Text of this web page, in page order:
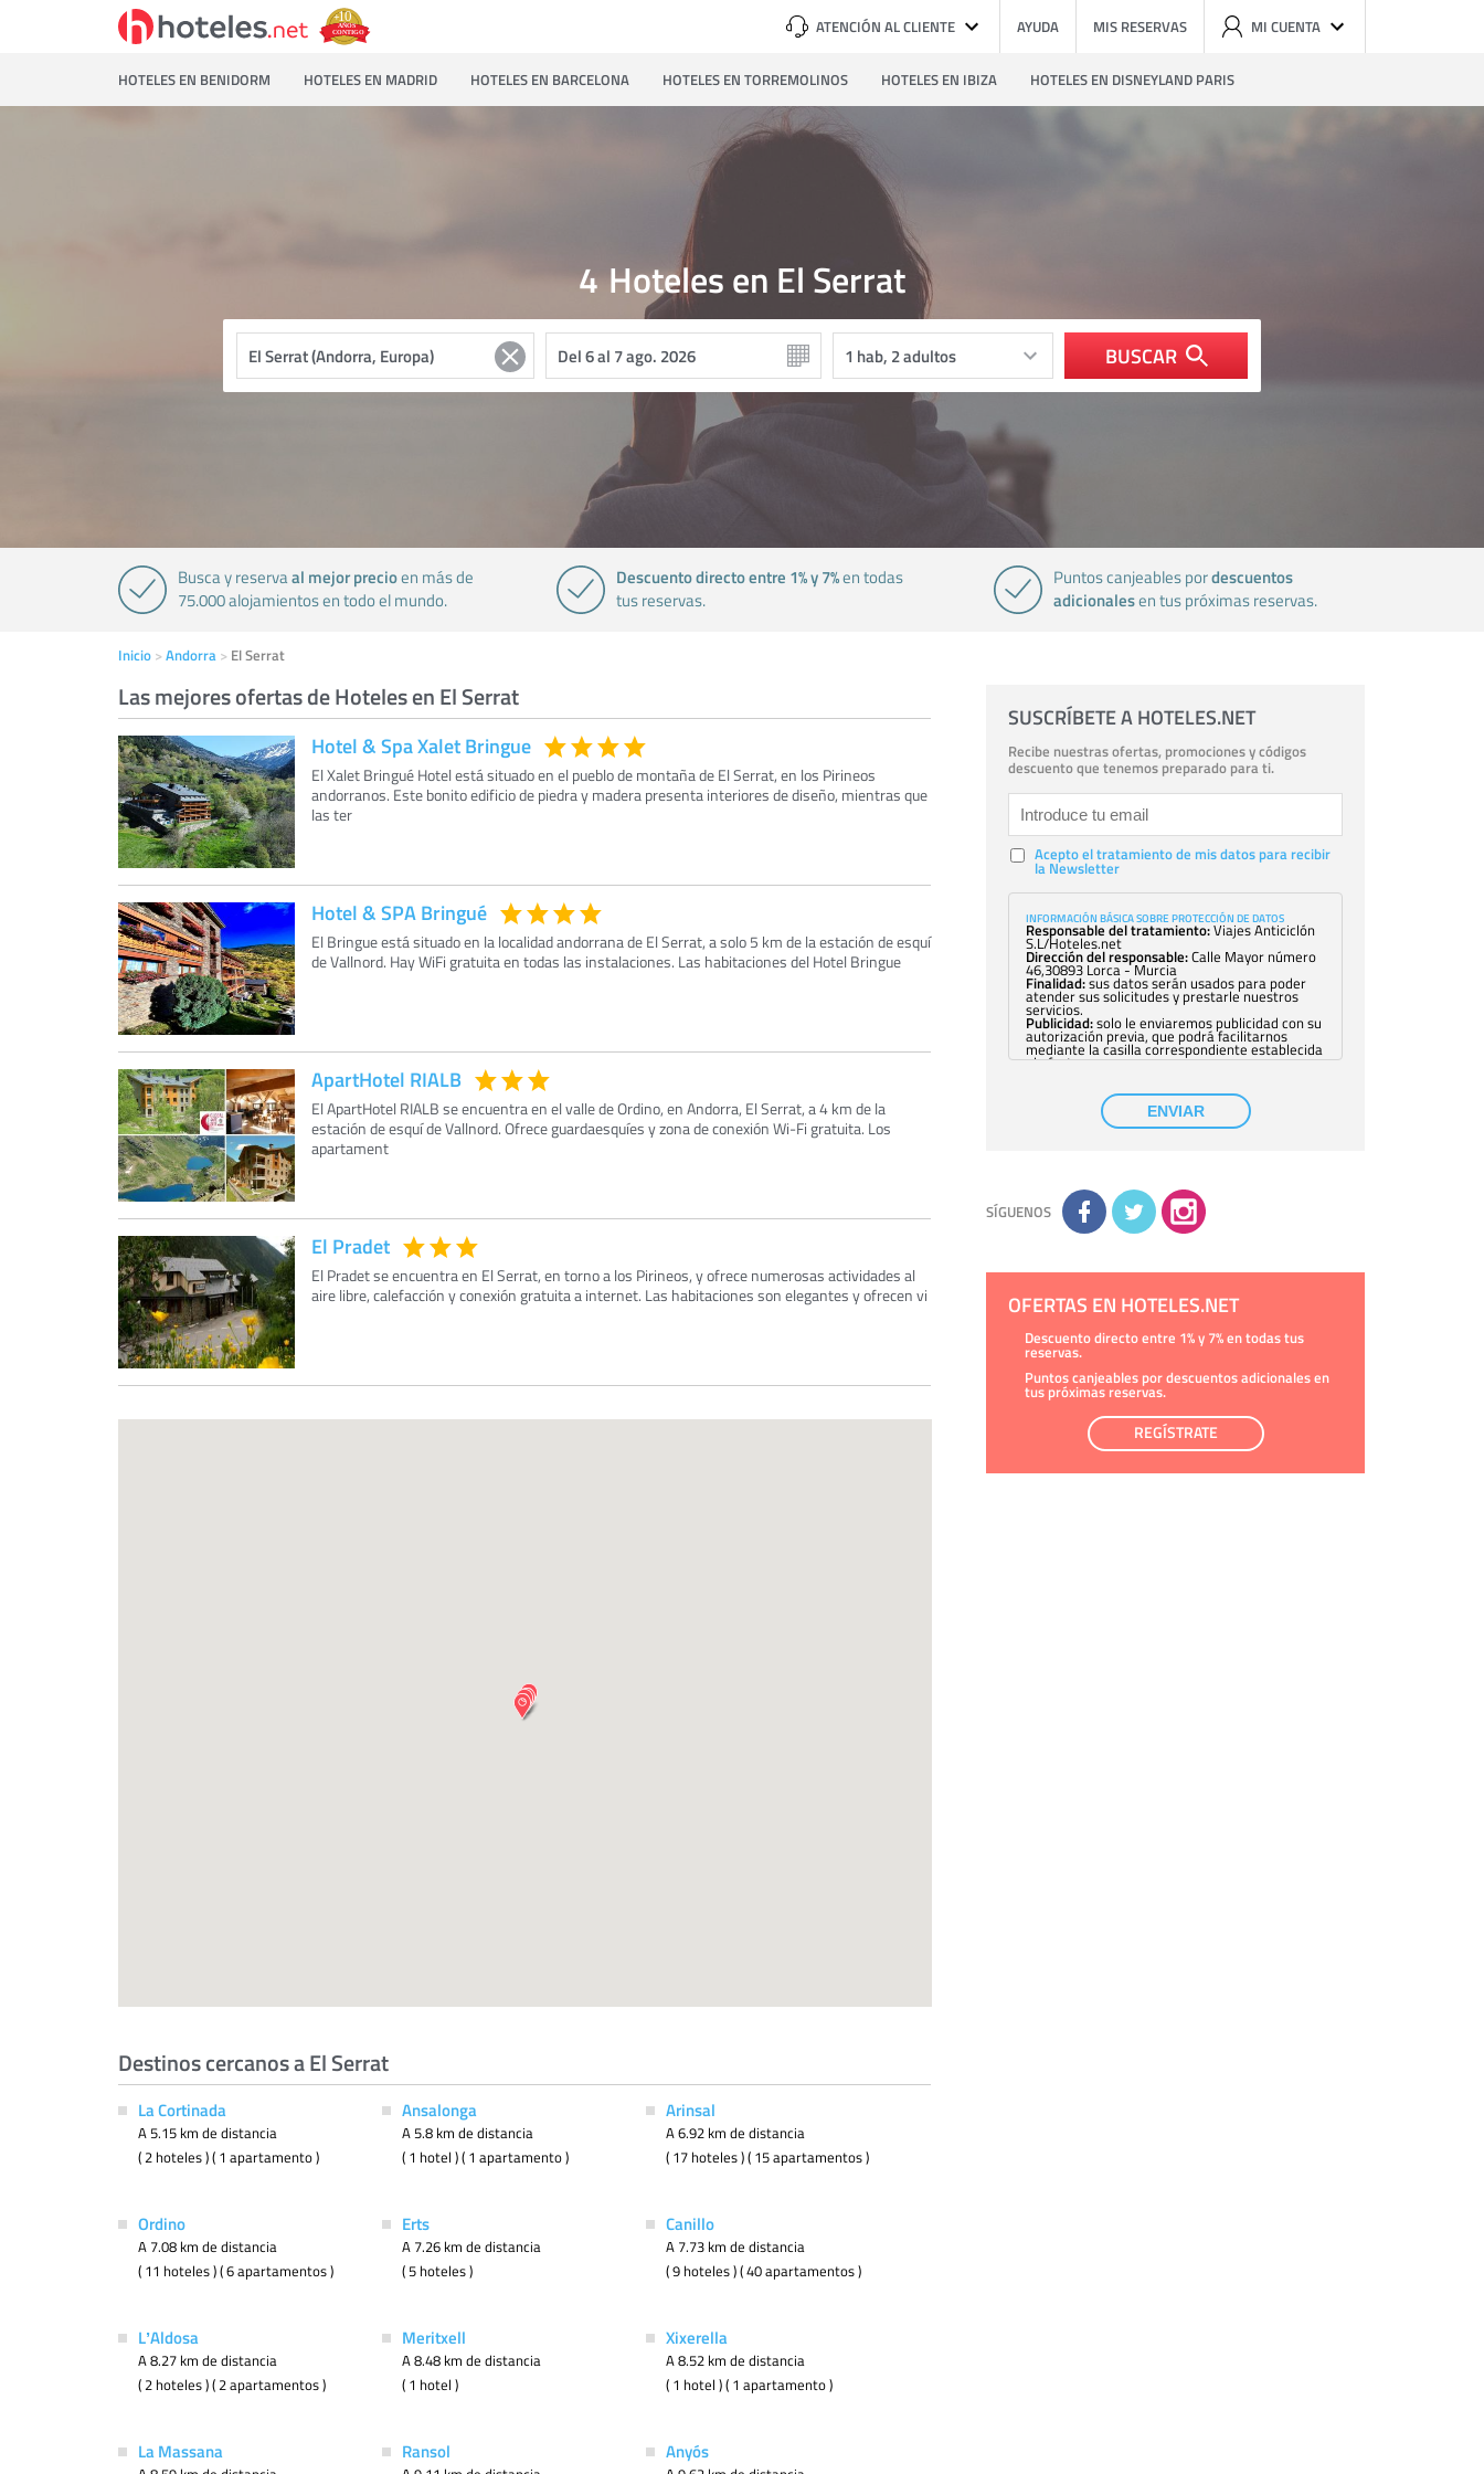
ATENCIÓN AL CLIENTE AYUDA MIS RESERVAS MI CUENTA
HOTELES EN BENIDORM HOTELES EN MADRID HOTELES EN BARCELONA HOTELES EN TORREMOLINOS HOTELES EN IBIZA HOTELES EN DISNEYLAND PARIS
Hoteles en El Serrat
4
BUSCAR
Busca y reservaal mejor precioen más de
75.000 alojamientos en todo el mundo.
Descuento directo entre 1% y 7%en todas
tus reservas.
Puntos canjeables pordescuentos
adicionalesen tus próximas reservas.
Inicio Andorra El Serrat
Las mejores ofertas de Hoteles en El Serrat
Hotel & Spa Xalet Bringue
El Xalet Bringué Hotel está situado en el pueblo de montaña de El Serrat, en los Pirineos
andorranos. Este bonito edificio de piedra y madera presenta interiores de diseño, mientras que
las ter
Hotel & SPA Bringué
El Bringue está situado en la localidad andorrana de El Serrat, a solo 5 km de la estación de esquí
de Vallnord. Hay WiFi gratuita en todas las instalaciones. Las habitaciones del Hotel Bringue
ApartHotel RIALB
El ApartHotel RIALB se encuentra en el valle de Ordino, en Andorra, El Serrat, a 4 km de la
estación de esquí de Vallnord. Ofrece guardaesquíes y zona de conexión Wi-Fi gratuita. Los
apartament
El Pradet
El Pradet se encuentra en El Serrat, en torno a los Pirineos, y ofrece numerosas actividades al
aire libre, calefacción y conexión gratuita a internet. Las habitaciones son elegantes y ofrecen vi
Destinos cercanos a El Serrat
La Cortinada
A 5.15 km de distancia
( 2 hoteles ) ( 1 apartamento )
Ansalonga
A 5.8 km de distancia
( 1 hotel ) ( 1 apartamento )
Arinsal
A 6.92 km de distancia
( 17 hoteles ) ( 15 apartamentos )
Ordino
A 7.08 km de distancia
( 11 hoteles ) ( 6 apartamentos )
Erts
A 7.26 km de distancia
( 5 hoteles )
Canillo
A 7.73 km de distancia
( 9 hoteles ) ( 40 apartamentos )
LʼAldosa
A 8.27 km de distancia
( 2 hoteles ) ( 2 apartamentos )
Meritxell
A 8.48 km de distancia
( 1 hotel )
Xixerella
A 8.52 km de distancia
( 1 hotel ) ( 1 apartamento )
La Massana Ransol Anyós
SUSCRÍBETE A HOTELES.NET
Recibe nuestras ofertas, promociones y códigos
descuento que tenemos preparado para ti.
Acepto el tratamiento de mis datos para recibir
la Newsletter
INFORMACIÓN BÁSICA SOBRE PROTECCIÓN DE DATOS
Responsable del tratamiento:Viajes Anticiclón
S.L/Hoteles.net
Dirección del responsable:Calle Mayor número
46,30893 Lorca - Murcia
Finalidad:sus datos serán usados para poder
atender sus solicitudes y prestarle nuestros
servicios.
Publicidad:solo le enviaremos publicidad con su
autorización previa, que podrá facilitarnos
mediante la casilla correspondiente establecida
al efecto.
con su consentimiento previo, que podrá
facilitarnos mediante la casilla correspondiente
establecida al efecto.
Destinatarios:con carácter general, sólo el
Derechos:tiene derecho a saber qué
información tenemos sobre usted, corregirla y
eliminarla, tal y como se explica en la
información adicional disponible en nuestra
la información adicional y detallada sobre cómo
ENVIAR
SÍGUENOS
OFERTAS EN HOTELES.NET
Descuento directo entre 1% y 7% en todas tus
reservas.
Puntos canjeables por descuentos adicionales en
tus próximas reservas.
REGÍSTRATE